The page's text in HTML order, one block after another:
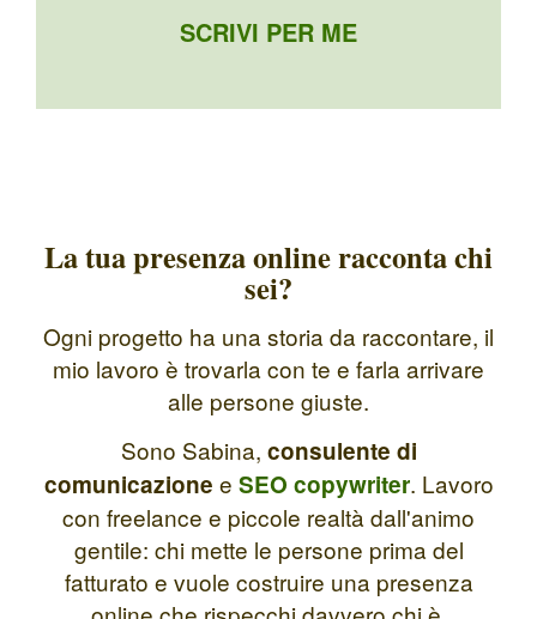
SCRIVI PER ME
La tua presenza online racconta chi
sei?
Ogni progetto ha una storia da raccontare, il
mio lavoro è trovarla con te e farla arrivare
alle persone giuste.
Sono Sabina, consulente di
comunicazione e SEO copywriter. Lavoro
con freelance e piccole realtà dall'animo
gentile: chi mette le persone prima del
fatturato e vuole costruire una presenza